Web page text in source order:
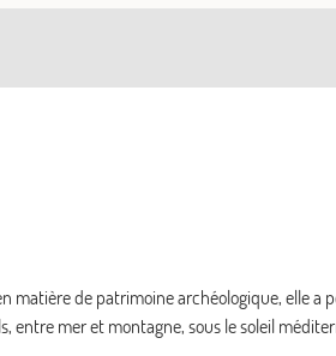
matière de patrimoine archéologique, elle a
entre mer et montagne, sous le soleil